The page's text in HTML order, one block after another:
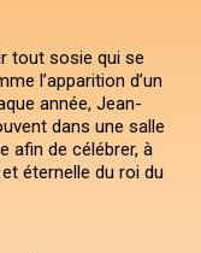
tout sosie qui se
l’apparition d’un
année, Jean-
dans une salle
afin de célébrer, à
éternelle du roi du